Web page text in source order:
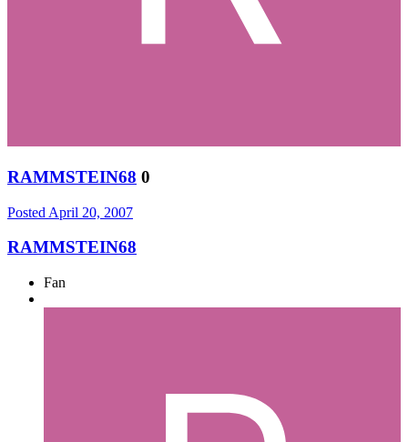
RAMMSTEIN68 0
Posted April 20, 2007
RAMMSTEIN68
Fan